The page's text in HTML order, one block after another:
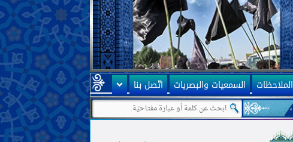
السمعيات والبصريات
اتّصل بنا
إيران أنّها ممهّدة لظهور الإمام المهديّ عليه السلام! سؤالي أنّه كيف